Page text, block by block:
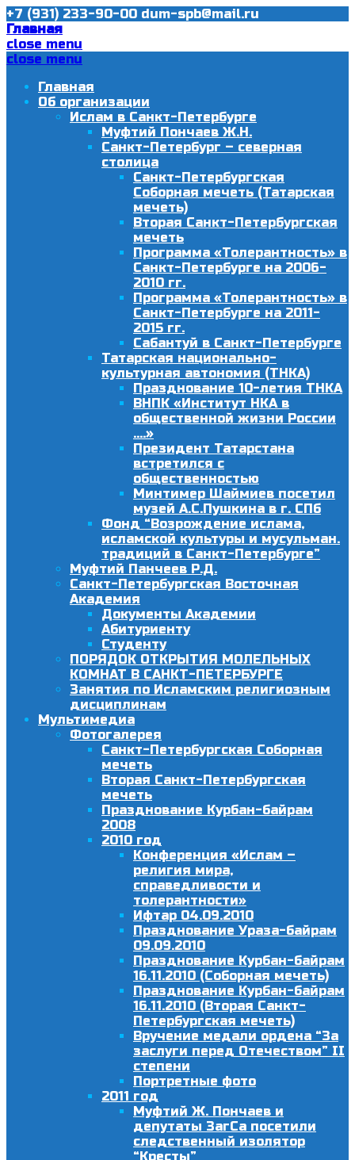
+7 (931) 233-90-00 dum-spb@mail.ru
Главная
close menu
close menu
Главная
Об организации
Ислам в Санкт-Петербурге
Муфтий Пончаев Ж.Н.
Санкт-Петербург – северная
столица
Санкт-Петербургская
Соборная мечеть (Татарская
мечеть)
Вторая Санкт-Петербургская
мечеть
Программа «Толерантность» в
Санкт-Петербурге на 2006-
2010 гг.
Программа «Толерантность» в
Санкт-Петербурге на 2011-
2015 гг.
Сабантуй в Санкт-Петербурге
Татарская национально-
культурная автономия (ТНКА)
Празднование 10-летия ТНКА
ВНПК «Институт НКА в
общественной жизни России
….»
Президент Татарстана
встретился с
общественностью
Минтимер Шаймиев посетил
музей А.С.Пушкина в г. СПб
Фонд “Возрождение ислама,
исламской культуры и мусульман.
традиций в Санкт-Петербурге”
Муфтий Панчеев Р.Д.
Санкт-Петербургская Восточная
Академия
Документы Академии
Абитуриенту
Студенту
ПОРЯДОК ОТКРЫТИЯ МОЛЕЛЬНЫХ
КОМНАТ В САНКТ-ПЕТЕРБУРГЕ
Занятия по Исламским религиозным
дисциплинам
Мультимедиа
Фотогалерея
Санкт-Петербургская Соборная
мечеть
Вторая Санкт-Петербургская
мечеть
Празднование Курбан-байрам
2008
2010 год
Конференция «Ислам –
религия мира,
справедливости и
толерантности»
Ифтар 04.09.2010
Празднование Ураза-байрам
09.09.2010
Празднование Курбан-байрам
16.11.2010 (Соборная мечеть)
Празднование Курбан-байрам
16.11.2010 (Вторая Санкт-
Петербургская мечеть)
Вручение медали ордена “За
заслуги перед Отечеством” II
степени
Портретные фото
2011 год
Муфтий Ж. Пончаев и
депутаты ЗагСа посетили
следственный изолятор
“Кресты”